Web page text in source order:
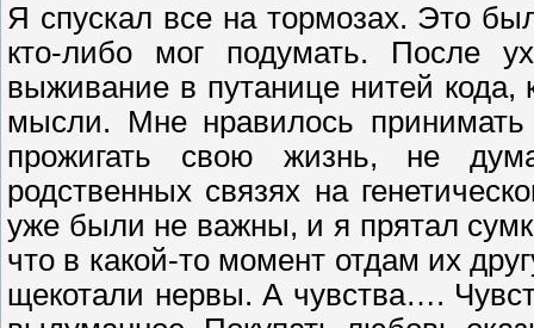
Я спускал все на тормозах. Это
кто-либо мог подумать. После
выживание в путанице нитей
мысли. Мне нравилось
прожигать свою жизнь, не
родственных связях на
уже были не важны, и я прятал
что в какой-то момент отдам их
щекотали нервы. А чувства….